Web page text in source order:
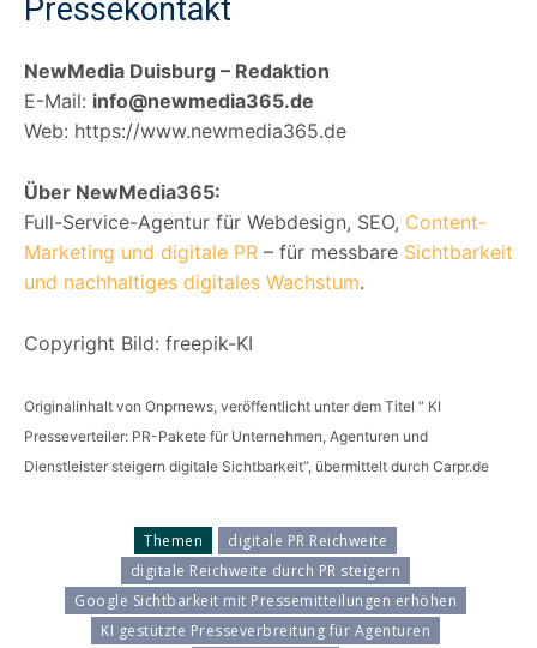
Pressekontakt
NewMedia Duisburg – Redaktion
E-Mail: info@newmedia365.de
Web: https://www.newmedia365.de
Über NewMedia365:
Full-Service-Agentur für Webdesign, SEO, Content-
Marketing und digitale PR – für messbare Sichtbarkeit
und nachhaltiges digitales Wachstum.
Copyright Bild: freepik-KI
Originalinhalt von Onprnews, veröffentlicht unter dem Titel “ KI
Presseverteiler: PR-Pakete für Unternehmen, Agenturen und
Dienstleister steigern digitale Sichtbarkeit“, übermittelt durch Carpr.de
Themen
digitale PR Reichweite
digitale Reichweite durch PR steigern
Google Sichtbarkeit mit Pressemitteilungen erhöhen
KI gestützte Presseverbreitung für Agenturen